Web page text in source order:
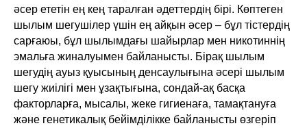
әсер ететін ең кең таралған әдеттердің бірі. Көптеген
шылым шегушілер үшін ең айқын әсер – бұл тістердің
сарғаюы, бұл шылымдағы шайырлар мен никотиннің
эмальға жиналуымен байланысты. Бірақ шылым
шегудің ауыз қуысының денсаулығына әсері шылым
шегу жиілігі мен ұзақтығына, сондай-ақ басқа
факторларға, мысалы, жеке гигиенаға, тамақтануға
және генетикалық бейімділікке байланысты өзгеріп